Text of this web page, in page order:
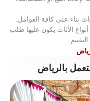
بناء على كافة العوامل.
الأثاث يكون عليها طلب
بالرياض